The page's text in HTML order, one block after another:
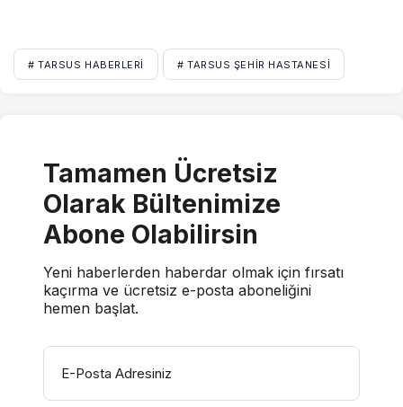
# TARSUS HABERLERI # TARSUS ŞEHIR HASTANESI
Tamamen Ücretsiz
Olarak Bültenimize
Abone Olabilirsin
Yeni haberlerden haberdar olmak için fırsatı
kaçırma ve ücretsiz e-posta aboneliğini
hemen başlat.
E-Posta Adresiniz